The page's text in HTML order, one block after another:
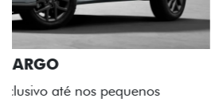
ACABAMENTO E DESIGN
A flag italiana e o novo logo Fiat